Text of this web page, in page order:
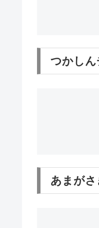
つかし
あまが